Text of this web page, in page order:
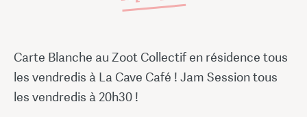
Carte Blanche au Zoot Collectif en résidence tous
les vendredis à La Cave Café ! Jam Session tous
les vendredis à 20h30 !